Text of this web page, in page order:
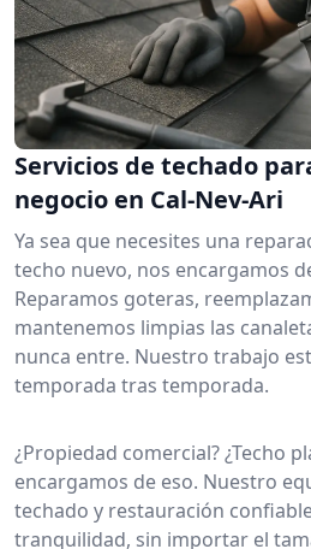
Servicios de techado
negocio en Cal-Nev-Ari
Ya sea que necesites una
techo nuevo, nos encargamos
Reparamos goteras,
mantenemos limpias las
nunca entre. Nuestro trabajo
temporada tras temporada.
¿Propiedad comercial? ¿Techo
encargamos de eso. Nuestro
techado y restauración
tranquilidad, sin importar el